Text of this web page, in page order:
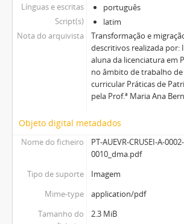
Línguas e escritas
português
Script(s)
latim
Nota do arquivista
Transformação e
descritivos realizada por:
aluna da licenciatura em
no âmbito de trabalho
curricular Práticas de
pela Prof.ª Maria Ana
Objeto digital metadados
Nome do ficheiro
PT-AUEVR-CRUSEI-A-
0010_dma.pdf
Tipo de suporte
Imagem
Mime-type
application/pdf
Tamanho do
2.3 MiB